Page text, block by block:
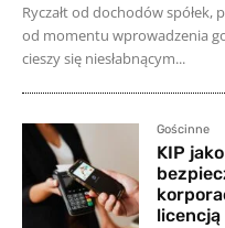
Ryczałt od dochodów spółek,
od momentu wprowadzenia
cieszy się niesłabnącym...
Gościnne
KIP
licencją